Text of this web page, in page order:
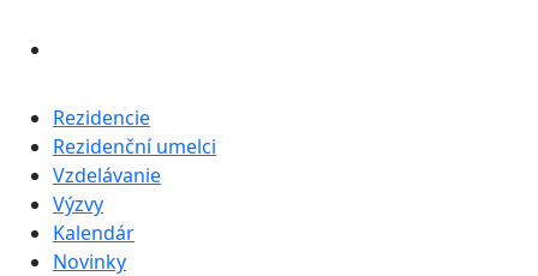
Rezidencie
Rezidenční umelci
Vzdelávanie
Výzvy
Kalendár
Novinky